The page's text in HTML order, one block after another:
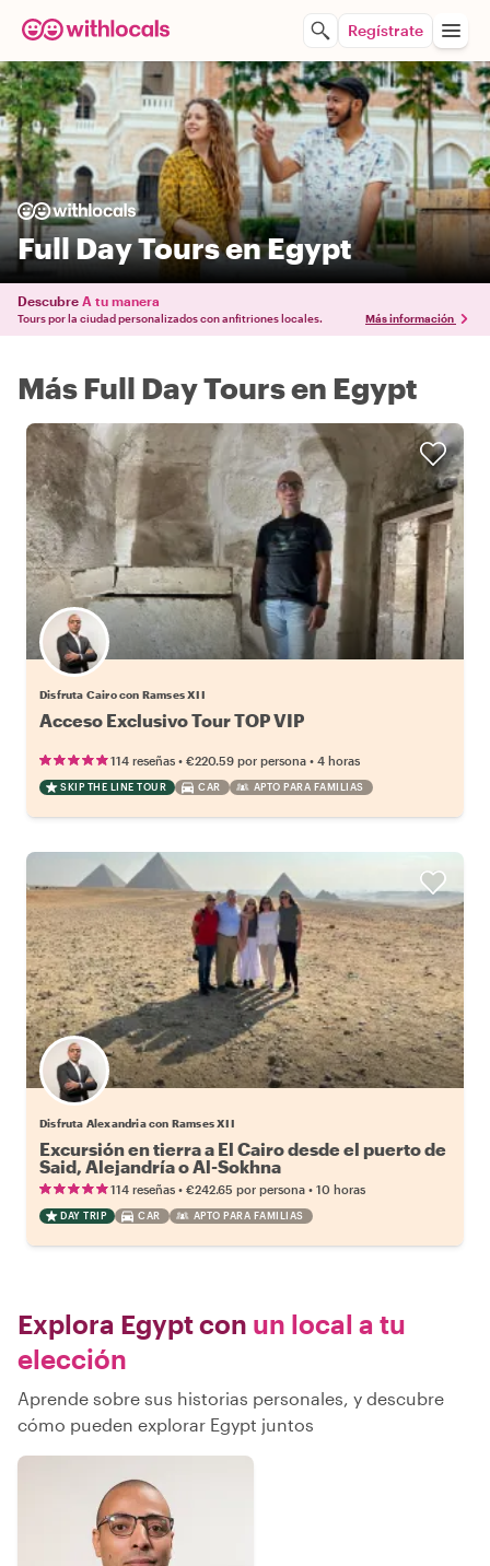
Regístrate
Full Day Tours en Egypt
Descubre A tu manera
Tours por la ciudad personalizados con anfitriones locales. Más información
Más Full Day Tours en Egypt
Disfruta Cairo con Ramses XII
Acceso Exclusivo Tour TOP VIP
114 reseñas • €220.59 por persona • 4 horas
SKIP THE LINE TOUR CAR APTO PARA FAMILIAS
Disfruta Alexandria con Ramses XII
Excursión en tierra a El Cairo desde el puerto de
Said, Alejandría o Al-Sokhna
114 reseñas • €242.65 por persona • 10 horas
DAY TRIP CAR APTO PARA FAMILIAS
Explora Egypt con un local a tu
elección
Aprende sobre sus historias personales, y descubre
cómo pueden explorar Egypt juntos